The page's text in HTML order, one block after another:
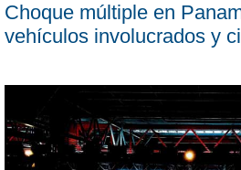
Choque múltiple en
vehículos involucrados y